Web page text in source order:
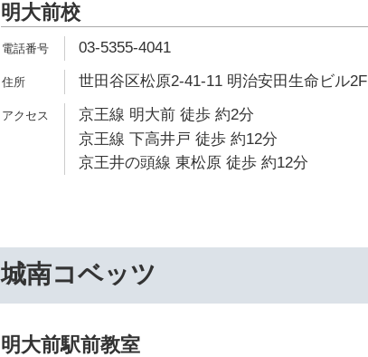
明大前校
03-5355-4041
世田谷区松原2-41-11 明治安田生命ビル2F
京王線 明大前 徒歩 約2分
京王線 下高井戸 徒歩 約12分
京王井の頭線 東松原 徒歩 約12分
城南コベッツ
明大前駅前教室